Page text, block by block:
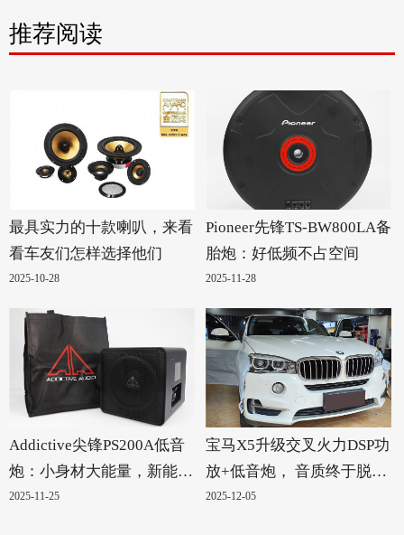
推荐阅读
最具实力的十款喇叭，来看
看车友们怎样选择他们
2025-10-28
Pioneer先锋TS-BW800LA备
胎炮：好低频不占空间
2025-11-28
Addictive尖锋PS200A低音
炮：小身材大能量，新能源
汽车的绝配！
2025-11-25
宝马X5升级交叉火力DSP功
放+低音炮， 音质终于脱胎
换骨
2025-12-05